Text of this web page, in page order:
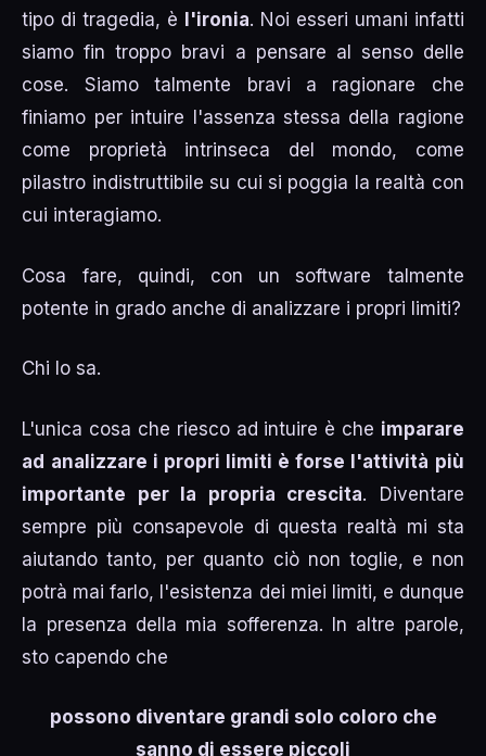
tipo di tragedia, è
l'ironia. Noi esseri umani infatti
siamo fin troppo bravi a pensare al senso delle
cose. Siamo talmente bravi a ragionare che
finiamo per intuire l'assenza stessa della ragione
come proprietà intrinseca del mondo, come
pilastro indistruttibile su cui si poggia la realtà con
cui interagiamo.
Cosa fare, quindi, con un software talmente
potente in grado anche di analizzare i propri limiti?
Chi lo sa.
L'unica cosa che riesco ad intuire è che imparare
ad analizzare i propri limiti è forse l'attività più
importante per la propria crescita. Diventare
sempre più consapevole di questa realtà mi sta
aiutando tanto, per quanto ciò non toglie, e non
potrà mai farlo, l'esistenza dei miei limiti, e dunque
la presenza della mia sofferenza. In altre parole,
sto capendo che
possono diventare grandi solo coloro che
sanno di essere piccoli